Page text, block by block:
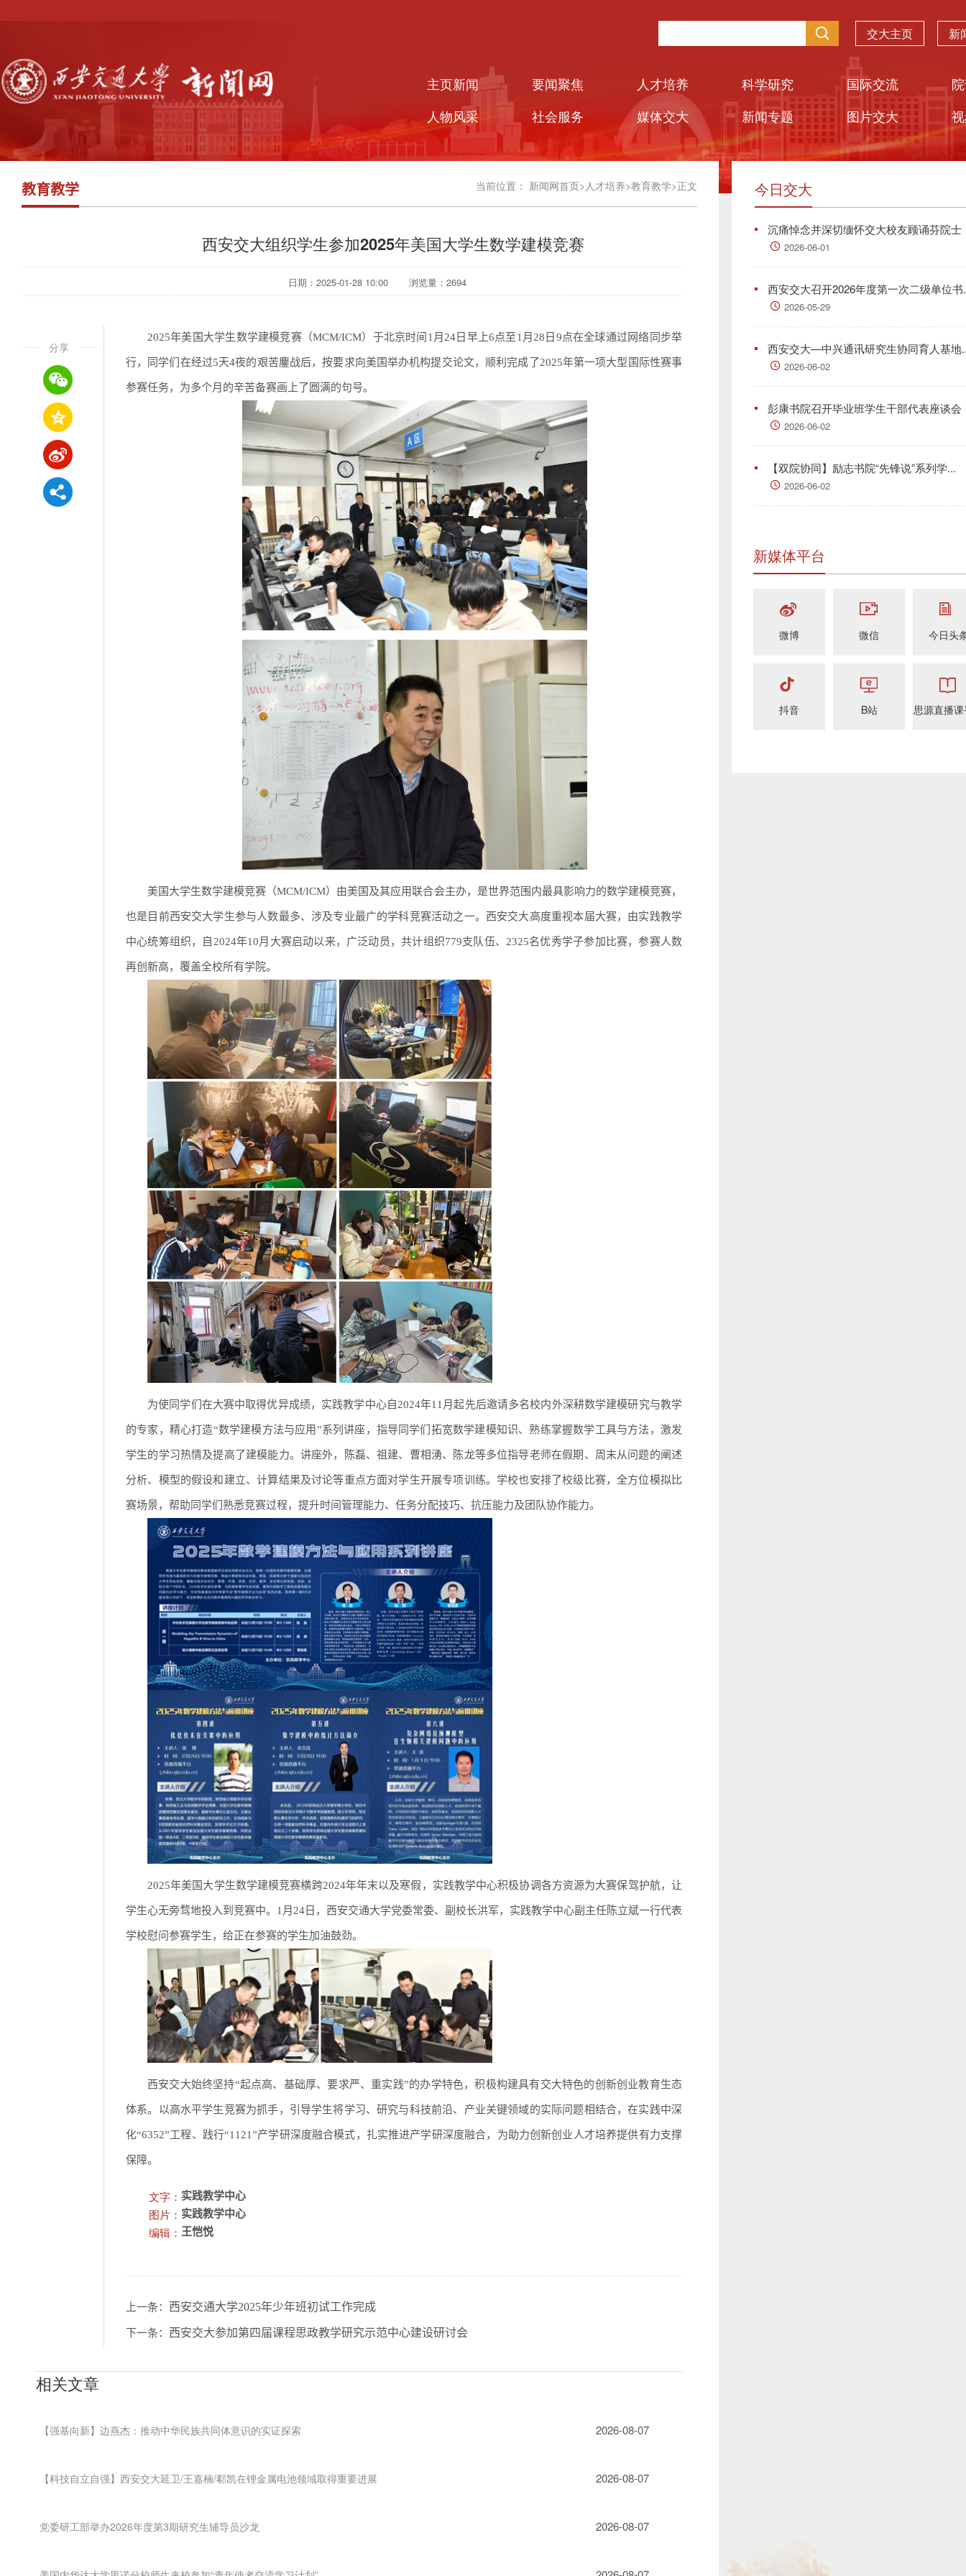
交大主页 新
主页新闻 要闻聚焦 人才培养 科学研究 国际交流
人物风采
社会服务 媒体交大 新闻专题 图片交大
当前位置： 新闻网首页>人才培养>教育教学>正文
教育教学
分享
西安交大组织学生参加2025年美国大学生数学建模竞赛
日期：2025-01-28 10:00 浏览量： 2694
2025年美国大学生数学建模竞赛（MCM/ICM）于北京时间1月24日早上6点至1月28日9点在全球通过网络同步举
行，同学们在经过5天4夜的艰苦鏖战后，按要求向美国举办机构提交论文，顺利完成了2025年第一项大型国际性赛事
参赛任务，为多个月的辛苦备赛画上了圆满的句号。
美国大学生数学建模竞赛（MCM/ICM）由美国及其应用联合会主办，是世界范围内最具影响力的数学建模竞赛，
也是目前西安交大学生参与人数最多、涉及专业最广的学科竞赛活动之一。西安交大高度重视本届大赛，由实践教学
中心统筹组织，自2024年10月大赛启动以来，广泛动员，共计组织779支队伍、2325名优秀学子参加比赛，参赛人数
再创新高，覆盖全校所有学院。
为使同学们在大赛中取得优异成绩，实践教学中心自2024年11月起先后邀请多名校内外深耕数学建模研究与教学
的专家，精心打造“数学建模方法与应用”系列讲座，指导同学们拓宽数学建模知识、熟练掌握数学工具与方法，激发
学生的学习热情及提高了建模能力。讲座外，陈磊、祖建、曹相湧、陈龙等多位指导老师在假期、周末从问题的阐述
分析、模型的假设和建立、计算结果及讨论等重点方面对学生开展专项训练。学校也安排了校级比赛，全方位模拟比
赛场景，帮助同学们熟悉竞赛过程，提升时间管理能力、任务分配技巧、抗压能力及团队协作能力。
2025年美国大学生数学建模竞赛横跨2024年年末以及寒假，实践教学中心积极协调各方资源为大赛保驾护航，让
学生心无旁骛地投入到竞赛中。1月24日，西安交通大学党委常委、副校长洪军，实践教学中心副主任陈立斌一行代表
学校慰问参赛学生，给正在参赛的学生加油鼓劲。
西安交大始终坚持“起点高、基础厚、要求严、重实践”的办学特色，积极构建具有交大特色的创新创业教育生态
体系。以高水平学生竞赛为抓手，引导学生将学习、研究与科技前沿、产业关键领域的实际问题相结合，在实践中深
化“6352”工程、践行“1121”产学研深度融合模式，扎实推进产学研深度融合，为助力创新创业人才培养提供有力支撑
保障。
文字： 实践教学中心
图片： 实践教学中心
编辑： 王恺悦
上一条： 西安交通大学2025年少年班初试工作完成
下一条： 西安交大参加第四届课程思政教学研究示范中心建设研讨会
相关文章
【强基向新】边燕杰：推动中华民族共同体意识的实证探索 2026-08-07
【科技自立自强】西安交大延卫/王嘉楠/郗凯在锂金属电池领域取得重要进展 2026-08-07
党委研工部举办2026年度第3期研究生辅导员沙龙 2026-08-07
今日交大
沉痛悼念并深切缅怀交大校友顾诵芬院士
2026-06-01
西安交大召开2026年度第一次二级单位书
2026-05-29
西安交大—中兴通讯研究生协同育人基地
2026-06-02
彭康书院召开毕业班学生干部代表座谈会
2026-06-02
【双院协同】励志书院“先锋说”系列学...
2026-06-02
新媒体平台
微博 微信 今日头
抖音 B站 思源直播